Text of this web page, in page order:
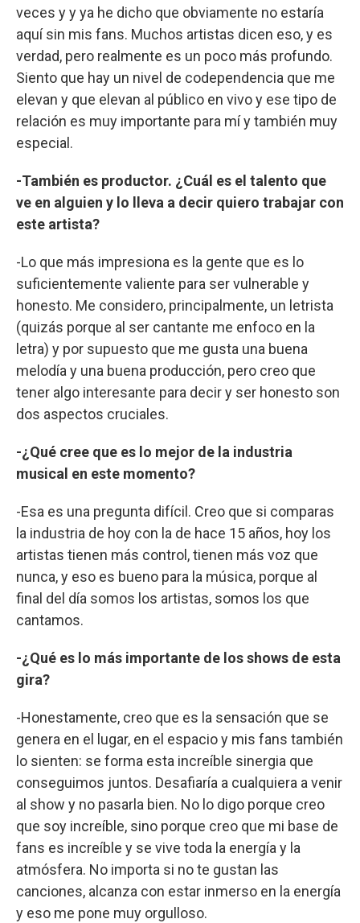
veces y y ya he dicho que obviamente no estaría
aquí sin mis fans. Muchos artistas dicen eso, y es
verdad, pero realmente es un poco más profundo.
Siento que hay un nivel de codependencia que me
elevan y que elevan al público en vivo y ese tipo de
relación es muy importante para mí y también muy
especial.
-También es productor. ¿Cuál es el talento que
ve en alguien y lo lleva a decir quiero trabajar con
este artista?
-Lo que más impresiona es la gente que es lo
suficientemente valiente para ser vulnerable y
honesto. Me considero, principalmente, un letrista
(quizás porque al ser cantante me enfoco en la
letra) y por supuesto que me gusta una buena
melodía y una buena producción, pero creo que
tener algo interesante para decir y ser honesto son
dos aspectos cruciales.
-¿Qué cree que es lo mejor de la industria
musical en este momento?
-Esa es una pregunta difícil. Creo que si comparas
la industria de hoy con la de hace 15 años, hoy los
artistas tienen más control, tienen más voz que
nunca, y eso es bueno para la música, porque al
final del día somos los artistas, somos los que
cantamos.
-¿Qué es lo más importante de los shows de esta
gira?
-Honestamente, creo que es la sensación que se
genera en el lugar, en el espacio y mis fans también
lo sienten: se forma esta increíble sinergia que
conseguimos juntos. Desafiaría a cualquiera a venir
al show y no pasarla bien. No lo digo porque creo
que soy increíble, sino porque creo que mi base de
fans es increíble y se vive toda la energía y la
atmósfera. No importa si no te gustan las
canciones, alcanza con estar inmerso en la energía
y eso me pone muy orgulloso.